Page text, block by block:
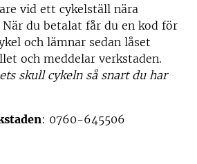
vid ett cykelställ nära
När du betalat får du en kod för
och lämnar sedan låset
och meddelar verkstaden.
skull cykeln så snart du har
: 0760-645506